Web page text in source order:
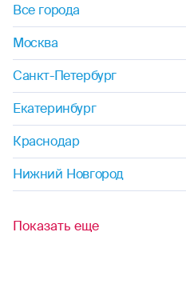
Все города
Москва
Санкт-Петербург
Екатеринбург
Краснодар
Нижний Новгород
Показать еще